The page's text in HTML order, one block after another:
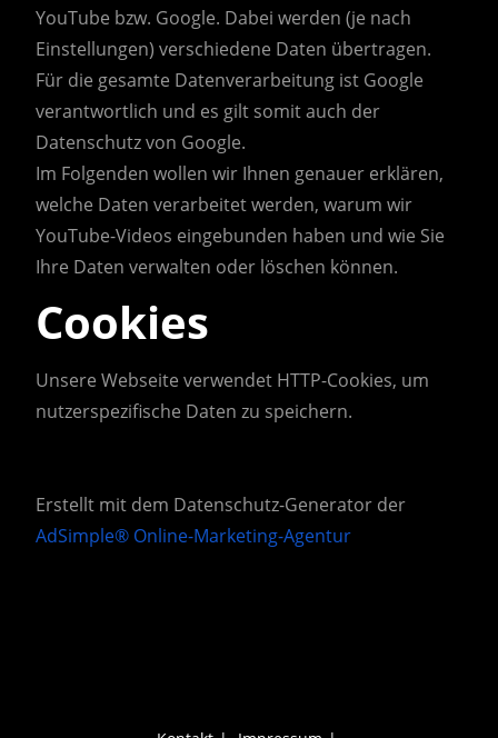
YouTube bzw. Google. Dabei werden (je nach
Einstellungen) verschiedene Daten übertragen.
Für die gesamte Datenverarbeitung ist Google
verantwortlich und es gilt somit auch der
Datenschutz von Google.
Im Folgenden wollen wir Ihnen genauer erklären,
welche Daten verarbeitet werden, warum wir
YouTube-Videos eingebunden haben und wie Sie
Ihre Daten verwalten oder löschen können.
Cookies
Unsere Webseite verwendet HTTP-Cookies, um
nutzerspezifische Daten zu speichern.
Erstellt mit dem Datenschutz-Generator der
AdSimple® Online-Marketing-Agentur